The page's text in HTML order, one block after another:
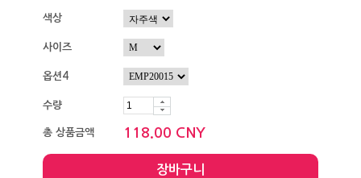
색상
사이즈
옵션4
수량
총 상품금액 118.00 CNY
장바구니